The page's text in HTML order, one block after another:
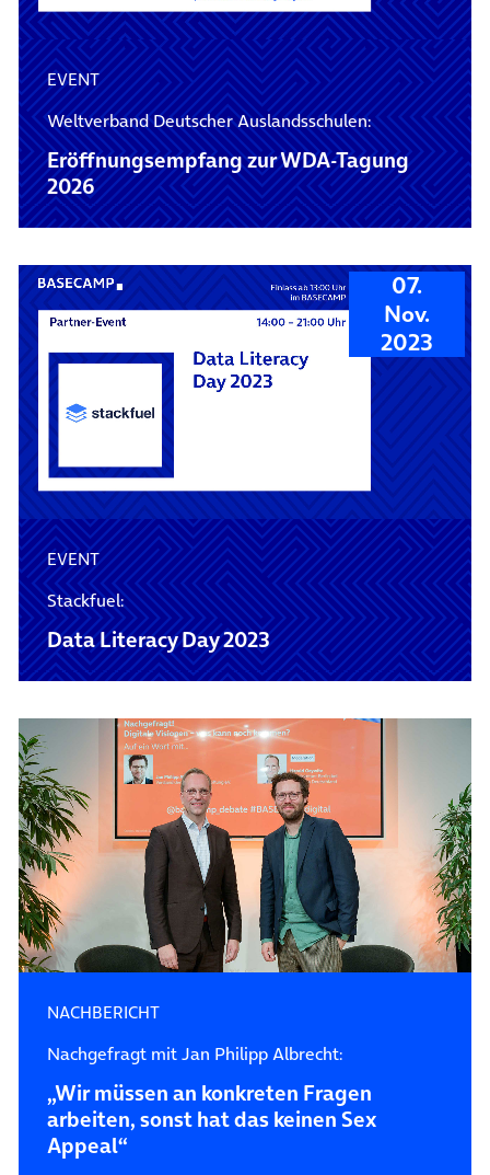
EVENT
Weltverband Deutscher Auslandsschulen:
Eröffnungsempfang zur WDA-Tagung
2026
07.
Nov.
2023
EVENT
Stackfuel:
Data Literacy Day 2023
NACHBERICHT
Nachgefragt mit Jan Philipp Albrecht:
„Wir müssen an konkreten Fragen
arbeiten, sonst hat das keinen Sex
Appeal“